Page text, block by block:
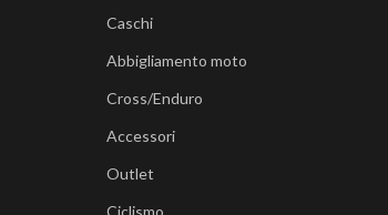
Caschi
Abbigliamento moto
Cross/Enduro
Accessori
Outlet
Ciclismo